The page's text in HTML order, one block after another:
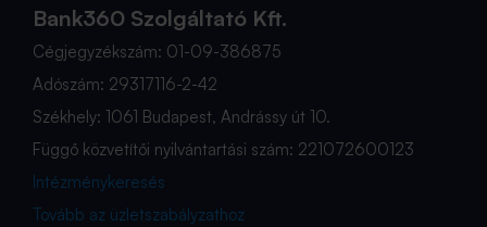
Bank360 Szolgáltató Kft.
Cégjegyzékszám: 01-09-386875
Adószám: 29317116-2-42
Székhely: 1061 Budapest, Andrássy út 10.
Függő közvetítői nyilvántartási szám: 221072600123
Intézménykeresés
Tovább az üzletszabályzathoz